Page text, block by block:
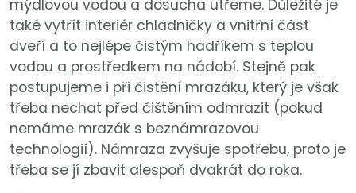
mýdlovou vodou a dosucha utřeme. Důležité je
také vytřít interiér chladničky a vnitřní část
dveří a to nejlépe čistým hadříkem s teplou
vodou a prostředkem na nádobí. Stejně pak
postupujeme i při čistění mrazáku, který je však
třeba nechat před čištěním odmrazit (pokud
nemáme mrazák s beznámrazovou
technologií). Námraza zvyšuje spotřebu, proto je
třeba se jí zbavit alespoň dvakrát do roka.